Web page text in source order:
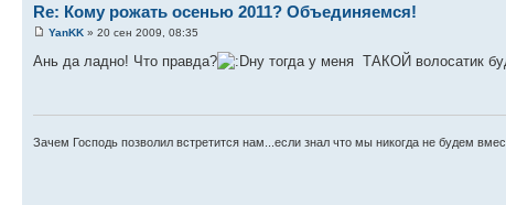
Re: Кому рожать осенью 2011? Объединяемся!
YanKK » 20 сен 2009, 08:35
Ань да ладно! Что правда? ну тогда у меня ТАКОЙ волосатик
Зачем Господь позволил встретится нам...если знал что мы никогда не будем